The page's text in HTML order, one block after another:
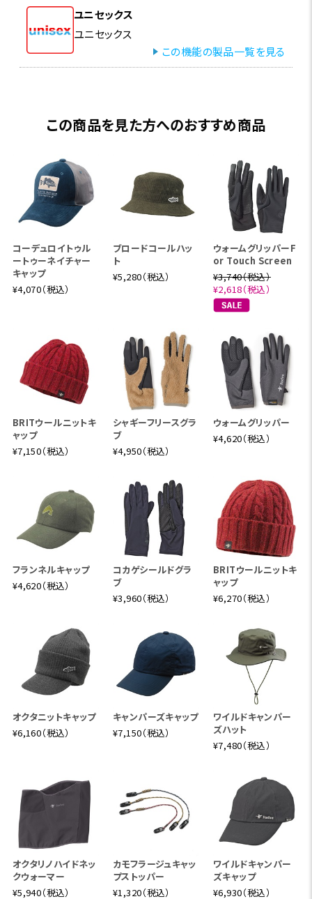
ユニセックス
ユニセックス
この機能の製品一覧を見る
この商品を見た方へのおすすめ商品
コーデュロイトゥル
ートゥーネイチャー
キャップ
¥4,070（税込）
ブロードコールハッ
ト
¥5,280（税込）
ウォームグリッパーF
or Touch Screen
¥3,740（税込）
¥2,618（税込）
BRITウールニットキ
ャップ
¥7,150（税込）
シャギーフリースグラ
ブ
¥4,950（税込）
ウォームグリッパー
¥4,620（税込）
フランネルキャップ
¥4,620（税込）
コカゲシールドグラ
ブ
¥3,960（税込）
BRITウールニットキ
ャップ
¥6,270（税込）
オクタニットキャップ
¥6,160（税込）
キャンパーズキャップ
¥7,150（税込）
ワイルドキャンパー
ズハット
¥7,480（税込）
オクタリノハイドネッ
クウォーマー
¥5,940（税込）
カモフラージュキャッ
プストッパー
¥1,320（税込）
ワイルドキャンパー
ズキャップ
¥6,930（税込）